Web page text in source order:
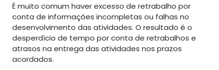
É muito comum haver excesso de retrabalho por
conta de informações incompletas ou falhas no
desenvolvimento das atividades. O resultado é o
desperdício de tempo por conta de retrabalhos e
atrasos na entrega das atividades nos prazos
acordados.